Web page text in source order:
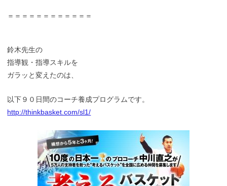
＝＝＝＝＝＝＝＝＝＝＝＝
鈴木先生の
指導観・指導スキルを
ガラッと変えたのは、
以下９０日間のコーチ養成プログラムです。
http://thinkbasket.com/sl1/